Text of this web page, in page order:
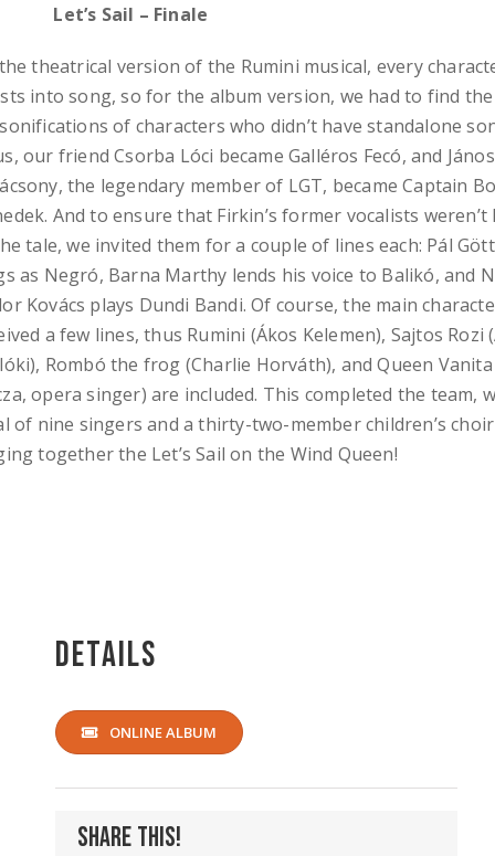
Sail – Finale
theatrical version of the Rumini musical, every
into song, so for the album version, we had to find the
of characters who didn’t have standalone
our friend Csorba Lóci became Galléros Fecó, and János
the legendary member of LGT, became Captain
And to ensure that Firkin’s former vocalists
tale, we invited them for a couple of lines each: Pál
as Negró, Barna Marthy lends his voice to Balikó, and
Kovács plays Dundi Bandi. Of course, the main
a few lines, thus Rumini (Ákos Kelemen), Sajtos Rozi
Rombó the frog (Charlie Horváth), and Queen
opera singer) are included. This completed the team,
of nine singers and a thirty-two-member children’s choir
together the Let’s Sail on the Wind Queen!
Details
ONLINE ALBUM
Share This!